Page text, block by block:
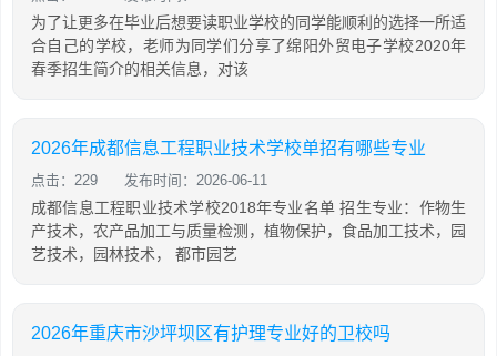
为了让更多在毕业后想要读职业学校的同学能顺利的选择一所适
合自己的学校，老师为同学们分享了绵阳外贸电子学校2020年
春季招生简介的相关信息，对该
2026年成都信息工程职业技术学校单招有哪些专业
点击：229 发布时间：2026-06-11
成都信息工程职业技术学校2018年专业名单 招生专业：作物生
产技术，农产品加工与质量检测，植物保护，食品加工技术，园
艺技术，园林技术， 都市园艺
2026年重庆市沙坪坝区有护理专业好的卫校吗